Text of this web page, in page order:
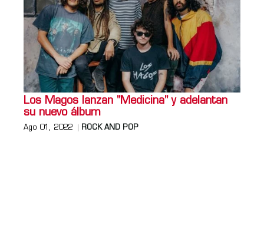
Los Magos lanzan "Medicina" y adelantan
su nuevo álbum
Ago 01, 2022 ROCK AND POP